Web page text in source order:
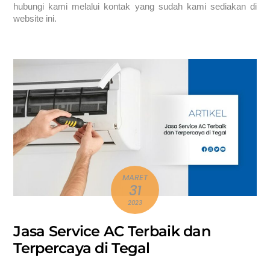
hubungi kami melalui kontak yang sudah kami sediakan di
website ini.
MARET
31
2023
Jasa Service AC Terbaik dan
Terpercaya di Tegal